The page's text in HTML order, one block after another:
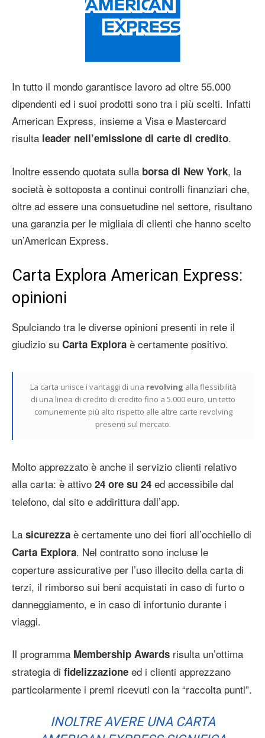
In tutto il mondo garantisce lavoro ad oltre 55.000
dipendenti ed i suoi prodotti sono tra i più scelti. Infatti
American Express, insieme a Visa e Mastercard
risulta leader nell’emissione di carte di credito.
Inoltre essendo quotata sulla borsa di New York, la
società è sottoposta a continui controlli finanziari che,
oltre ad essere una consuetudine nel settore, risultano
una garanzia per le migliaia di clienti che hanno scelto
un’American Express.
Carta Explora American Express:
opinioni
Spulciando tra le diverse opinioni presenti in rete il
giudizio su Carta Explora è certamente positivo.
La carta unisce i vantaggi di una revolving alla flessibilità
di una linea di credito di credito fino a 5.000 euro, un tetto
comunemente più alto rispetto alle altre carte revolving
presenti sul mercato.
Molto apprezzato è anche il servizio clienti relativo
alla carta: è attivo 24 ore su 24 ed accessibile dal
telefono, dal sito e addirittura dall’app.
La sicurezza è certamente uno dei fiori all’occhiello di
Carta Explora. Nel contratto sono incluse le
coperture assicurative per l’uso illecito della carta di
terzi, il rimborso sui beni acquistati in caso di furto o
danneggiamento, e in caso di infortunio durante i
viaggi.
Il programma Membership Awards risulta un’ottima
strategia di fidelizzazione ed i clienti apprezzano
particolarmente i premi ricevuti con la “raccolta punti”.
INOLTRE AVERE UNA CARTA